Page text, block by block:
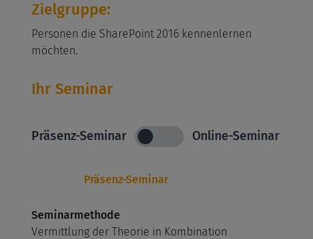
Zielgruppe:
Personen die SharePoint 2016 kennenlernen
möchten.
Ihr Seminar
Präsenz-Seminar Online-Seminar
Präsenz-Seminar
Seminarmethode
Vermittlung der Theorie in Kombination